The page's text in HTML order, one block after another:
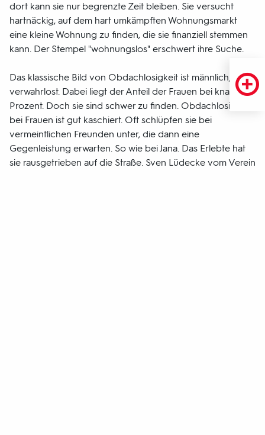
dort kann sie nur begrenzte Zeit bleiben. Sie versucht
hartnäckig, auf dem hart umkämpften Wohnungsmarkt
eine kleine Wohnung zu finden, die sie finanziell stemmen
kann. Der Stempel "wohnungslos" erschwert ihre Suche.
Das klassische Bild von Obdachlosigkeit ist männlich, alt,
verwahrlost. Dabei liegt der Anteil der Frauen bei knapp 30
Prozent. Doch sie sind schwer zu finden. Obdachlosigkeit
bei Frauen ist gut kaschiert. Oft schlüpfen sie bei
vermeintlichen Freunden unter, die dann eine
Gegenleistung erwarten. So wie bei Jana. Das Erlebte hat
sie rausgetrieben auf die Straße. Sven Lüdecke vom Verein